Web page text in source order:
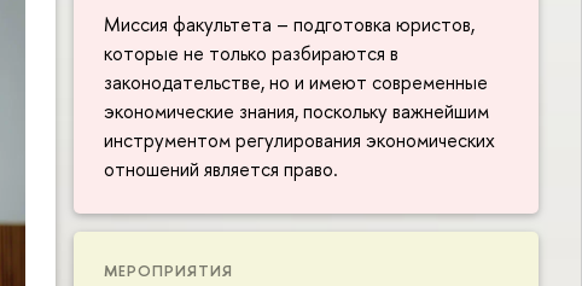
Миссия факультета – подготовка юристов,
которые не только разбираются в
законодательстве, но и имеют современные
экономические знания, поскольку важнейшим
инструментом регулирования экономических
отношений является право.
МЕРОПРИЯТИЯ